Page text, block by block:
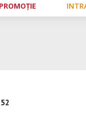
PROMOȚIE